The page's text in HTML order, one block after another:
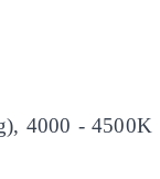
4000 - 4500K